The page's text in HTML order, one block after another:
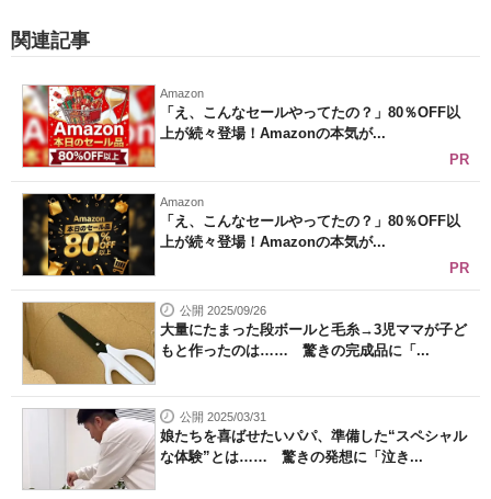
関連記事
Amazon
「え、こんなセールやってたの？」80％OFF以
上が続々登場！Amazonの本気が...
PR
Amazon
「え、こんなセールやってたの？」80％OFF以
上が続々登場！Amazonの本気が...
PR
公開 2025/09/26
大量にたまった段ボールと毛糸→3児ママが子ど
もと作ったのは…… 驚きの完成品に「...
公開 2025/03/31
娘たちを喜ばせたいパパ、準備した“スペシャル
な体験”とは…… 驚きの発想に「泣き...